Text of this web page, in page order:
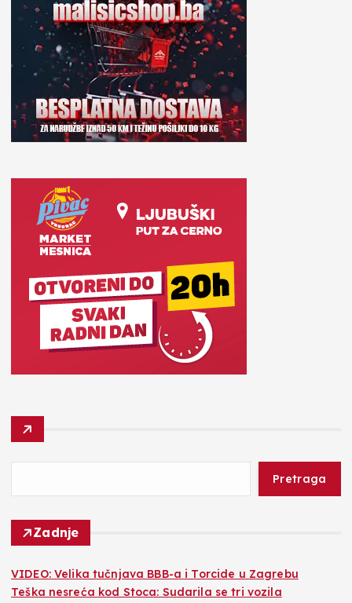
Pretraga
Zadnje
VIDEO: Velika tučnjava BBB-a i Torcide u Zagrebu
Teška nesreća kod Stoca: Sudarila se tri vozila